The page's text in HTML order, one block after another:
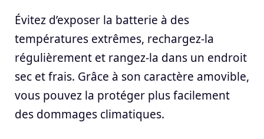
Évitez d’exposer la batterie à des
températures extrêmes, rechargez-la
régulièrement et rangez-la dans un endroit
sec et frais. Grâce à son caractère amovible,
vous pouvez la protéger plus facilement
des dommages climatiques.